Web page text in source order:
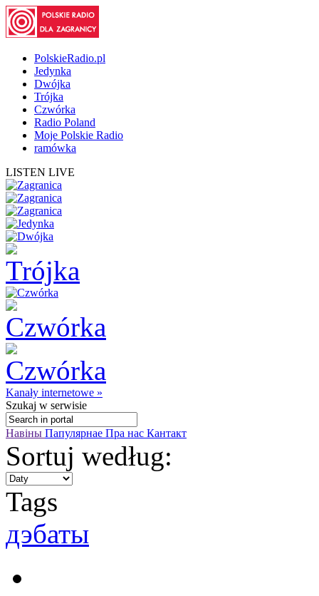
PolskieRadio.pl
Jedynka
Dwójka
Trójka
Czwórka
Radio Poland
Moje Polskie Radio
ramówka
LISTEN LIVE
Kanały internetowe »
Szukaj w serwisie
Навіны Папулярнае Пра нас Кантакт
Sortuj według:
Tags
дэбаты